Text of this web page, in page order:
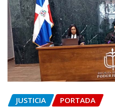
JUSTICIA PORTADA